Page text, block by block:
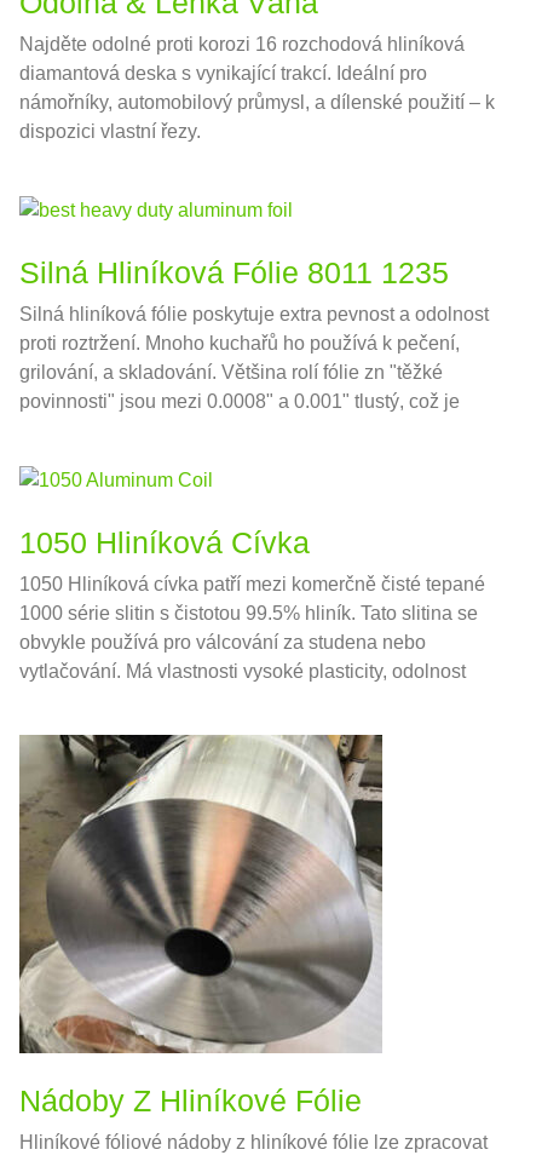
Najděte odolné proti korozi 16 rozchodová hliníková
diamantová deska s vynikající trakcí. Ideální pro
námořníky, automobilový průmysl, a dílenské použití – k
dispozici vlastní řezy.
Silná Hliníková Fólie 8011 1235
Silná hliníková fólie poskytuje extra pevnost a odolnost
proti roztržení. Mnoho kuchařů ho používá k pečení,
grilování, a skladování. Většina rolí fólie zn "těžké
povinnosti" jsou mezi 0.0008" a 0.001" tlustý, což je
1050 Hliníková Cívka
1050 Hliníková cívka patří mezi komerčně čisté tepané
1000 série slitin s čistotou 99.5% hliník. Tato slitina se
obvykle používá pro válcování za studena nebo
vytlačování. Má vlastnosti vysoké plasticity, odolnost
Nádoby Z Hliníkové Fólie
Hliníkové fóliové nádoby z hliníkové fólie lze zpracovat